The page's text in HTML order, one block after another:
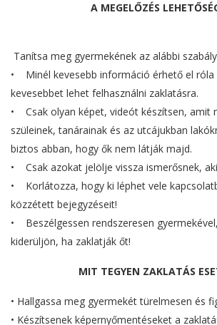
A MEGELŐZÉS
Tanítsa meg gyermekének az alábbi
• Minél kevesebb információ érhető el róla
kevesebbet lehet felhasználni zaklatásra.
• Csak olyan képet, videót készítsen, amit
szüleinek, tanárainak és az utcájukban
biztos abban, hogy ők nem látják majd.
• Csak azokat jelölje vissza ismerősnek,
• Korlátozza, hogy ki léphet vele
közzétett bejegyzéseit!
• Beszélgessen rendszeresen
kiderüljön, ha zaklatják őt!
MIT TEGYEN ZAKLATÁS
• Hallgassa meg gyermekét türelmesen és
• Készítsenek képernyőmentéseket a